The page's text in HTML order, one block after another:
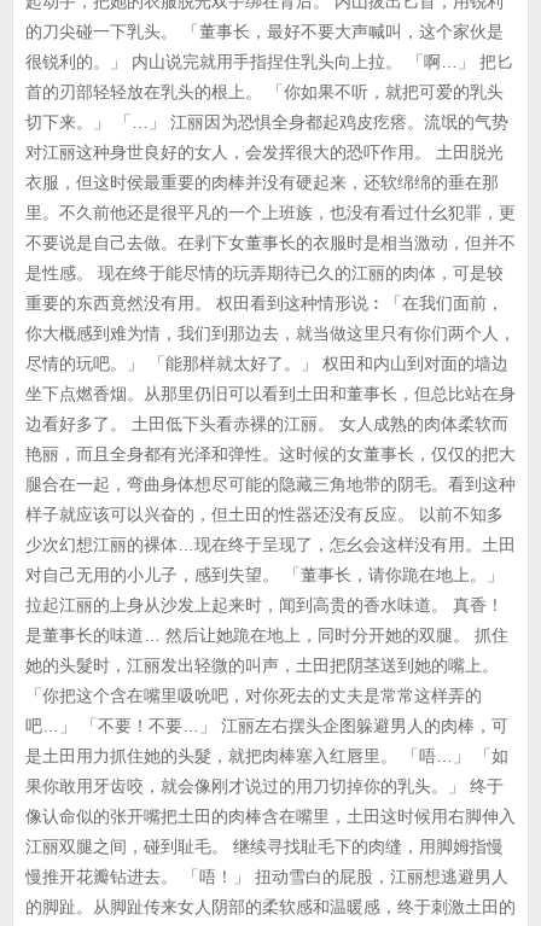
的刀尖碰一下乳头。 「董事长，最好不要大声喊叫，这个家伙是
很锐利的。」 内山说完就用手指捏住乳头向上拉。 「啊…」 把匕
首的刃部轻轻放在乳头的根上。 「你如果不听，就把可爱的乳头
切下来。」 「…」 江丽因为恐惧全身都起鸡皮疙瘩。流氓的气势
对江丽这种身世良好的女人，会发挥很大的恐吓作用。 土田脱光
衣服，但这时侯最重要的肉棒并没有硬起来，还软绵绵的垂在那
里。不久前他还是很平凡的一个上班族，也没有看过什幺犯罪，更
不要说是自己去做。在剥下女董事长的衣服时是相当激动，但并不
是性感。 现在终于能尽情的玩弄期待已久的江丽的肉体，可是较
重要的东西竟然没有用。 权田看到这种情形说︰「在我们面前，
你大概感到难为情，我们到那边去，就当做这里只有你们两个人，
尽情的玩吧。」 「能那样就太好了。」 权田和内山到对面的墙边
坐下点燃香烟。从那里仍旧可以看到土田和董事长，但总比站在身
边看好多了。 土田低下头看赤裸的江丽。 女人成熟的肉体柔软而
艳丽，而且全身都有光泽和弹性。这时候的女董事长，仅仅的把大
腿合在一起，弯曲身体想尽可能的隐藏三角地带的阴毛。看到这种
样子就应该可以兴奋的，但土田的性器还没有反应。 以前不知多
少次幻想江丽的裸体…现在终于呈现了，怎幺会这样没有用。土田
对自己无用的小儿子，感到失望。 「董事长，请你跪在地上。」
拉起江丽的上身从沙发上起来时，闻到高贵的香水味道。 真香！
是董事长的味道… 然后让她跪在地上，同时分开她的双腿。 抓住
她的头髮时，江丽发出轻微的叫声，土田把阴茎送到她的嘴上。
「你把这个含在嘴里吸吮吧，对你死去的丈夫是常常这样弄的
吧…」 「不要！不要…」 江丽左右摆头企图躲避男人的肉棒，可
是土田用力抓住她的头髮，就把肉棒塞入红唇里。 「唔…」 「如
果你敢用牙齿咬，就会像刚才说过的用刀切掉你的乳头。」 终于
像认命似的张开嘴把土田的肉棒含在嘴里，土田这时候用右脚伸入
江丽双腿之间，碰到耻毛。 继续寻找耻毛下的肉缝，用脚姆指慢
慢推开花瓣钻进去。 「唔！」 扭动雪白的屁股，江丽想逃避男人
的脚趾。从脚趾传来女人阴部的柔软感和温暖感，终于刺激土田的